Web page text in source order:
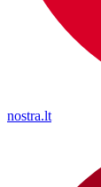
nostra.lt